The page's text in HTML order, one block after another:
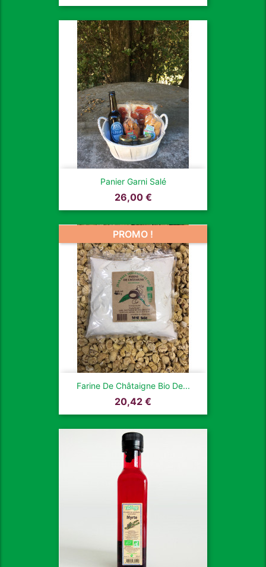
Panier Garni Salé
Prix
26,00 €
Farine De Châtaigne Bio De...
Prix
20,42 €
PROMO !